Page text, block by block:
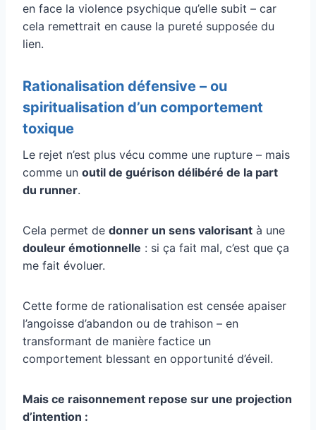
en face la violence psychique qu’elle subit – car
cela remettrait en cause la pureté supposée du
lien.
Rationalisation défensive – ou
spiritualisation d’un comportement
toxique
Le rejet n’est plus vécu comme une rupture – mais
comme un outil de guérison délibéré de la part
du runner.
Cela permet de donner un sens valorisant à une
douleur émotionnelle : si ça fait mal, c’est que ça
me fait évoluer.
Cette forme de rationalisation est censée apaiser
l’angoisse d’abandon ou de trahison – en
transformant de manière factice un
comportement blessant en opportunité d’éveil.
Mais ce raisonnement repose sur une projection
d’intention :